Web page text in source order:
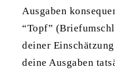
Ausgaben
“Topf”
deiner
deine Ausgaben